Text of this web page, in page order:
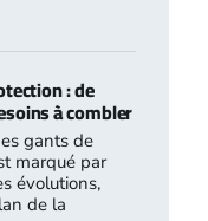
: de
à combler
gants de
marqué par
évolutions,
de la